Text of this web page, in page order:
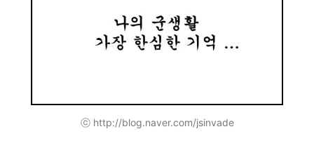
ⓒ http://blog.naver.com/jsinvade